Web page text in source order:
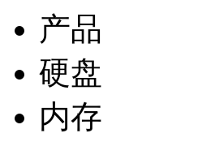
产品
硬盘
内存